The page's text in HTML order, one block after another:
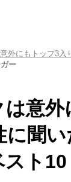
外にもトップ3
ー
は意
に聞
ト10